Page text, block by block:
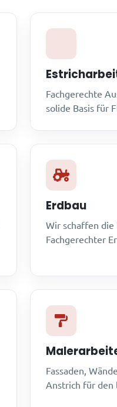
Fachgerechte
solide Basis für
Erdbau
Wir schaffen die
Fachgerechter
Fassaden,
Anstrich für den